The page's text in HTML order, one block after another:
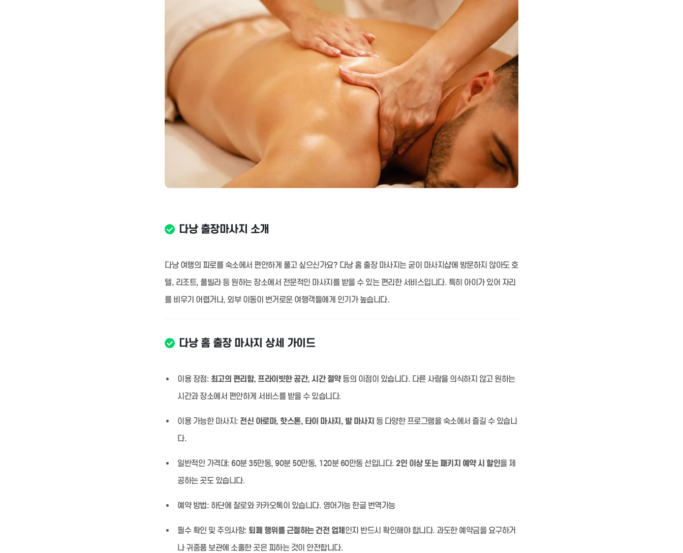
다낭 출장마사지 소개
다낭 여행의 피로를 숙소에서 편안하게 풀고 싶으신가요? 다낭 홈 출장 마사지는 굳이 마사지샵에 방문하지 않아도 호
텔, 리조트, 풀빌라 등 원하는 장소에서 전문적인 마사지를 받을 수 있는 편리한 서비스입니다. 특히 아이가 있어 자리
를 비우기 어렵거나, 외부 이동이 번거로운 여행객들에게 인기가 높습니다.
다낭 홈 출장 마사지 상세 가이드
이용 장점: 최고의 편리함, 프라이빗한 공간, 시간 절약등의 이점이 있습니다. 다른 사람을 의식하지 않고 원하는
시간과 장소에서 편안하게 서비스를 받을 수 있습니다.
이용 가능한 마사지: 전신 아로마, 핫스톤, 타이 마사지, 발 마사지 등 다양한 프로그램을 숙소에서 즐길 수 있습니
다.
일반적인 가격대: 60분 35만동, 90분 50만동, 120분 60만동 선입니다. 2인 이상 또는 패키지 예약 시 할인을 제
공하는 곳도 있습니다.
예약 방법: 하단에 잘로와 카카오톡이 있습니다. 영어가능 한글 번역가능
필수 확인 및 주의사항: 퇴폐 행위를 근절하는 건전 업체인지 반드시 확인해야 합니다. 과도한 예약금을 요구하거
나 귀중품 보관에 소홀한 곳은 피하는 것이 안전합니다.